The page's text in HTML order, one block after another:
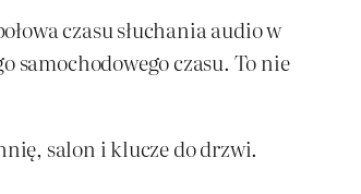
czasu słuchania audio w
samochodowego czasu. To nie
salon i klucze do drzwi.